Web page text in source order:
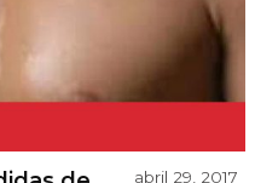
abril 29, 2017